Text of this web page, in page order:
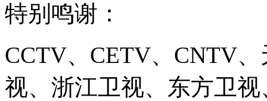
特别鸣谢：
CCTV、CETV、CNTV
视、浙江卫视、东方卫